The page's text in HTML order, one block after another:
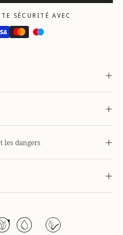
SÉCURITÉ AVEC
les dangers